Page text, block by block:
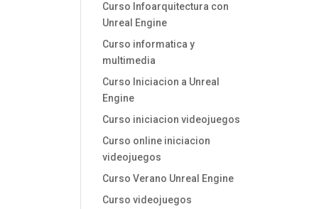
Curso Infoarquitectura con
Unreal Engine
Curso informatica y
multimedia
Curso Iniciacion a Unreal
Engine
Curso iniciacion videojuegos
Curso online iniciacion
videojuegos
Curso Verano Unreal Engine
Curso videojuegos